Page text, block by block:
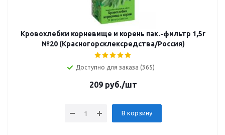
Кровохлебки корневище и корень пак.-фильтр 1,5г
№20 (Красногорсклексредства/Россия)
Доступно для заказа (365)
209руб./шт
В корзину